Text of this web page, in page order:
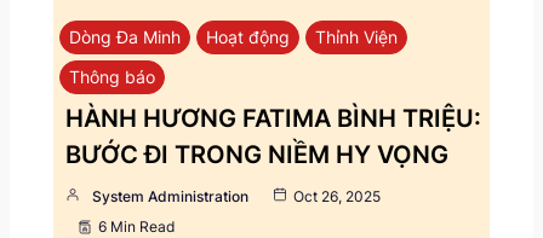
Dòng Đa Minh Hoạt động
Thỉnh Viện
Thông báo
HÀNH HƯƠNG FATIMA BÌNH TRIỆU:
BƯỚC ĐI TRONG NIỀM HY VỌNG
System Administration
Oct 26, 2025
6 Min Read